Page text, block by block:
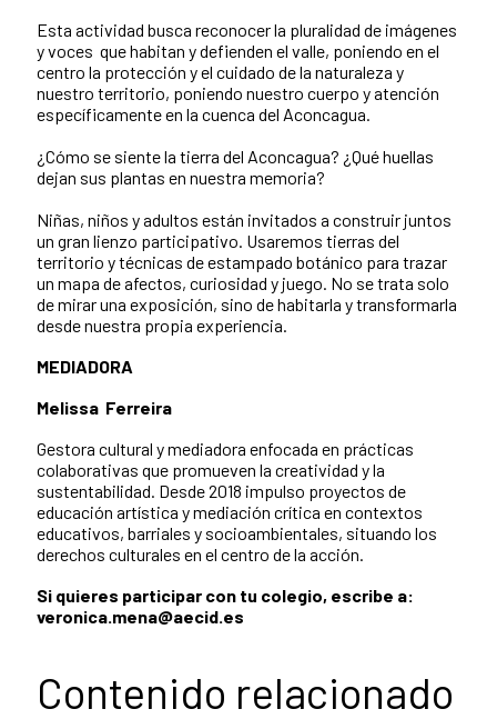
Esta actividad busca reconocer la pluralidad de imágenes
y voces que habitan y defienden el valle, poniendo en el
centro la protección y el cuidado de la naturaleza y
nuestro territorio, poniendo nuestro cuerpo y atención
específicamente en la cuenca del Aconcagua.
¿Cómo se siente la tierra del Aconcagua? ¿Qué huellas
dejan sus plantas en nuestra memoria?
Niñas, niños y adultos están invitados a construir juntos
un gran lienzo participativo. Usaremos tierras del
territorio y técnicas de estampado botánico para trazar
un mapa de afectos, curiosidad y juego. No se trata solo
de mirar una exposición, sino de habitarla y transformarla
desde nuestra propia experiencia.
MEDIADORA
Melissa Ferreira
Gestora cultural y mediadora enfocada en prácticas
colaborativas que promueven la creatividad y la
sustentabilidad. Desde 2018 impulso proyectos de
educación artística y mediación crítica en contextos
educativos, barriales y socioambientales, situando los
derechos culturales en el centro de la acción.
Si quieres participar con tu colegio, escribe a:
veronica.mena@aecid.es
Contenido relacionado